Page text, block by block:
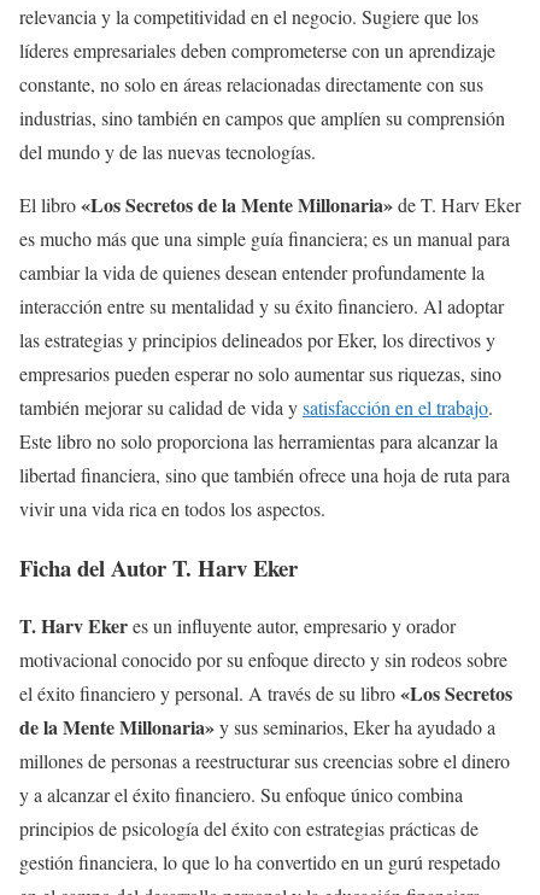
relevancia y la competitividad en el negocio. Sugiere que los
líderes empresariales deben comprometerse con un aprendizaje
constante, no solo en áreas relacionadas directamente con sus
industrias, sino también en campos que amplíen su comprensión
del mundo y de las nuevas tecnologías.
El libro«Los Secretos de la Mente Millonaria»de T. Harv Eker
es mucho más que una simple guía financiera; es un manual para
cambiar la vida de quienes desean entender profundamente la
interacción entre su mentalidad y su éxito financiero. Al adoptar
las estrategias y principios delineados por Eker, los directivos y
empresarios pueden esperar no solo aumentar sus riquezas, sino
también mejorar su calidad de vida ysatisfacción en el trabajo.
Este libro no solo proporciona las herramientas para alcanzar la
libertad financiera, sino que también ofrece una hoja de ruta para
vivir una vida rica en todos los aspectos.
Ficha del Autor T. Harv Eker
T. Harv Ekeres un influyente autor, empresario y orador
motivacional conocido por su enfoque directo y sin rodeos sobre
el éxito financiero y personal. A través de su libro«Los Secretos
de la Mente Millonaria»y sus seminarios, Eker ha ayudado a
millones de personas a reestructurar sus creencias sobre el dinero
y a alcanzar el éxito financiero. Su enfoque único combina
principios de psicología del éxito con estrategias prácticas de
gestión financiera, lo que lo ha convertido en un gurú respetado